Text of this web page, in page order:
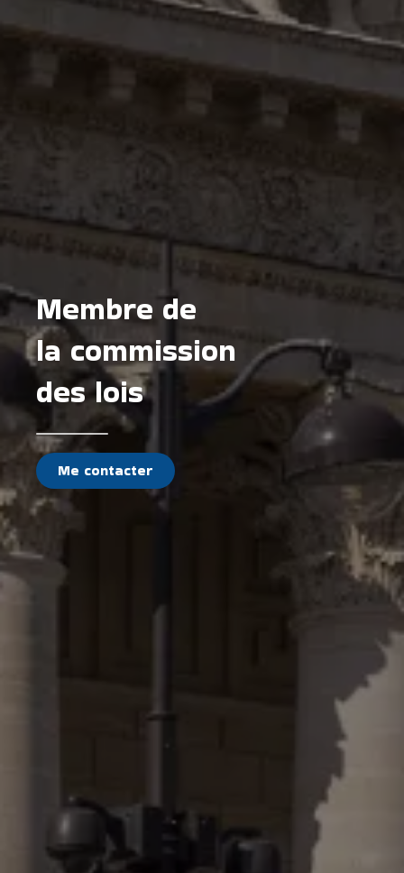
Membre de
la commission
des lois
Me contacter